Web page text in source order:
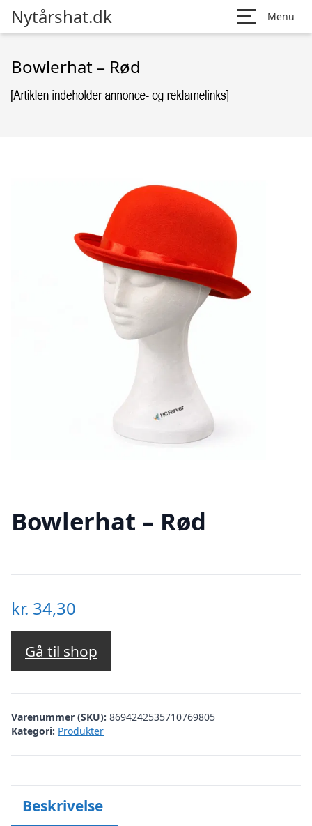
Nytårshat.dk Menu
Bowlerhat – Rød
Bowlerhat – Rød
kr. 34,30
Gå til shop
Varenummer (SKU): 8694242535710769805
Kategori: Produkter
Beskrivelse